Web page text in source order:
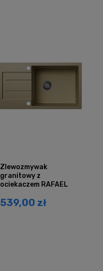
Zlewozmywak
granitowy z
ociekaczem RAFAEL
539,00 zł